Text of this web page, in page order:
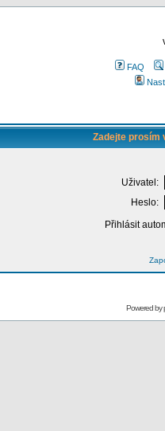
FAQ
Zadejte prosím
Uživatel:
Heslo:
Přihlásit
Powered by